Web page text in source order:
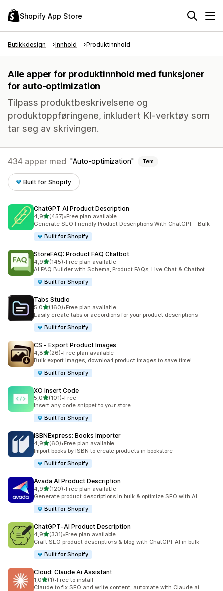
Shopify App Store
Butikkdesign Innhold Produktinnhold
Alle apper for produktinnhold med funksjoner
for auto-optimization
Tilpass produktbeskrivelsene og
produktoppføringene, inkludert KI-verktøy som
tar seg av skrivingen.
434 apper med Auto-optimization Tøm
Built for Shopify
ChatGPT AI Product Description
4,9av 5 stjerner
(457)
Totalt 457 omtaler
•Free plan available
Generate SEO Friendly Product Descriptions With ChatGPT - Bulk
Built for Shopify
StoreFAQ: Product FAQ Chatbot
4,9av 5 stjerner
(145)
Totalt 145 omtaler
•Free plan available
AI FAQ Builder with Schema, Product FAQs, Live Chat & Chatbot
Built for Shopify
Tabs Studio
5,0av 5 stjerner
(160)
Totalt 160 omtaler
•Free plan available
Easily create tabs or accordions for your product descriptions
Built for Shopify
CS ‑ Export Product Images
4,8av 5 stjerner
(26)
Totalt 26 omtaler
•Free plan available
Bulk export images, download product images to save time!
Built for Shopify
XO Insert Code
5,0av 5 stjerner
(101)
Totalt 101 omtaler
•Free
Insert any code snippet to your store
Built for Shopify
ISBNExpress: Books Importer
4,9av 5 stjerner
(60)
Totalt 60 omtaler
•Free plan available
Import books by ISBN to create products in bookstore
Built for Shopify
Avada AI Product Description
4,9av 5 stjerner
(120)
Totalt 120 omtaler
•Free plan available
Generate product descriptions in bulk & optimize SEO with AI
Built for Shopify
ChatGPT‑AI Product Description
4,9av 5 stjerner
(331)
Totalt 331 omtaler
•Free plan available
Craft SEO product descriptions & blog with ChatGPT AI in bulk
Built for Shopify
Cloud: Claude Ai Assistant
1,0av 5 stjerner
(1)
Totalt 1 omtaler
•Free to install
Claude to fix SEO and write content, automate with Claude ai